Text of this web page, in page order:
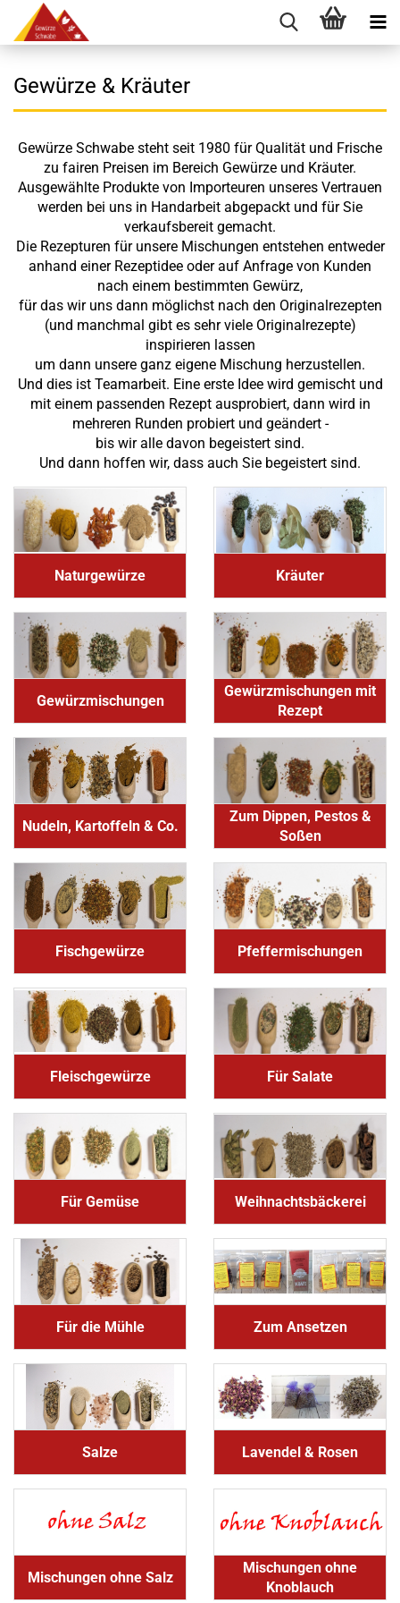
Gewürze & Kräuter
Gewürze Schwabe steht seit 1980 für Qualität und Frische
zu fairen Preisen im Bereich Gewürze und Kräuter.
Ausgewählte Produkte von Importeuren unseres Vertrauen
werden bei uns in Handarbeit abgepackt und für Sie
verkaufsbereit gemacht.
Die Rezepturen für unsere Mischungen entstehen entweder
anhand einer Rezeptidee oder auf Anfrage von Kunden
nach einem bestimmten Gewürz,
für das wir uns dann möglichst nach den Originalrezepten
(und manchmal gibt es sehr viele Originalrezepte)
inspirieren lassen
um dann unsere ganz eigene Mischung herzustellen.
Und dies ist Teamarbeit. Eine erste Idee wird gemischt und
mit einem passenden Rezept ausprobiert, dann wird in
mehreren Runden probiert und geändert -
bis wir alle davon begeistert sind.
Und dann hoffen wir, dass auch Sie begeistert sind.
Naturgewürze Kräuter
Gewürzmischungen
Gewürzmischungen mit
Rezept
Nudeln, Kartoffeln & Co.
Zum Dippen, Pestos &
Soßen
Fischgewürze Pfeffermischungen
Fleischgewürze Für Salate
Für Gemüse Weihnachtsbäckerei
Für die Mühle Zum Ansetzen
Salze Lavendel & Rosen
Mischungen ohne Salz
Mischungen ohne
Knoblauch